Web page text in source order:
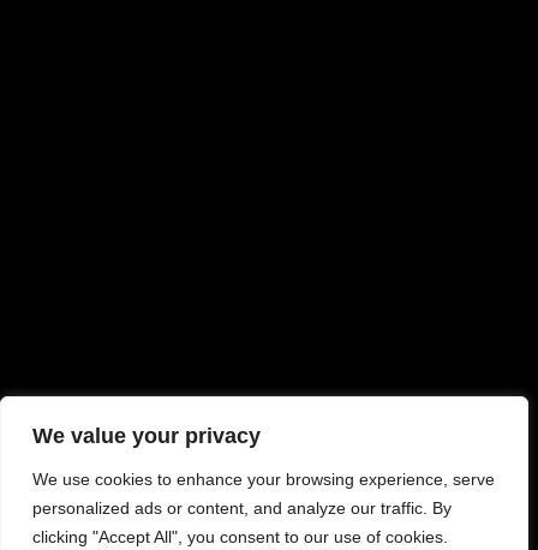
We value your privacy
We use cookies to enhance your browsing experience, serve
personalized ads or content, and analyze our traffic. By
clicking "Accept All", you consent to our use of cookies.